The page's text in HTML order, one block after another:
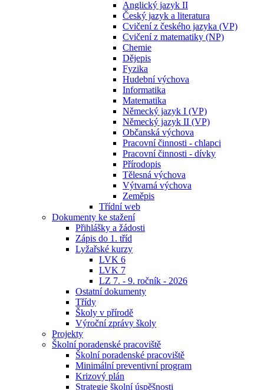
Anglický jazyk II
Český jazyk a literatura
Cvičení z českého jazyka (VP)
Cvičení z matematiky (NP)
Chemie
Dějepis
Fyzika
Hudební výchova
Informatika
Matematika
Německý jazyk I (VP)
Německý jazyk II (VP)
Občanská výchova
Pracovní činnosti - chlapci
Pracovní činnosti - dívky
Přírodopis
Tělesná výchova
Výtvarná výchova
Zeměpis
Třídní web
Dokumenty ke stažení
Přihlášky a žádosti
Zápis do 1. tříd
Lyžařské kurzy
LVK 6
LVK 7
LZ 7. - 9. ročník - 2026
Ostatní dokumenty
Třídy
Školy v přírodě
Výroční zprávy školy
Projekty
Školní poradenské pracoviště
Školní poradenské pracoviště
Minimální preventivní program
Krizový plán
Strategie školní úspěšnosti